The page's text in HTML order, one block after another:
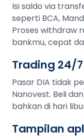
Isi saldo via
seperti BCA,
Proses withdraw
bankmu, cepat
Trading 24/
Pasar DIA tidak
Nanovest. Beli
bahkan di hari
Tampilan